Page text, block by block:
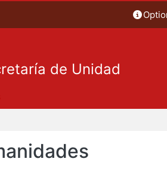
de Unidad